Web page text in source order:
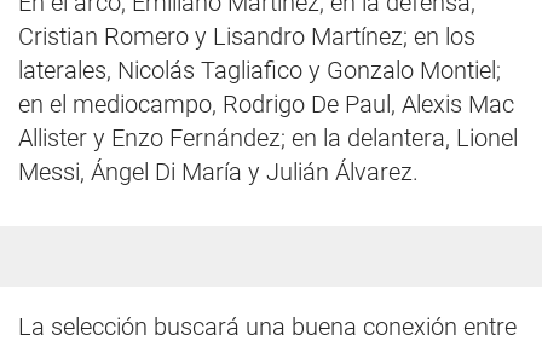
Cristian Romero y Lisandro Martínez; en los
laterales, Nicolás Tagliafico y Gonzalo Montiel;
en el mediocampo, Rodrigo De Paul, Alexis Mac
Allister y Enzo Fernández; en la delantera, Lionel
Messi, Ángel Di María y Julián Álvarez.
La selección buscará una buena conexión entre